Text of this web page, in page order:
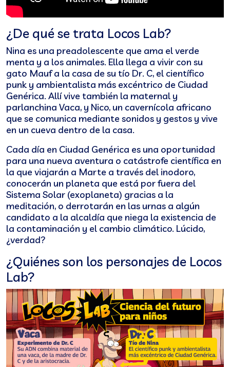
¿De qué se trata Locos Lab?
Nina es una preadolescente que ama el verde
menta y a los animales. Ella llega a vivir con su
gato Mauf a la casa de su tío Dr. C, el científico
punk y ambientalista más excéntrico de Ciudad
Genérica. Allí vive también la maternal y
parlanchina Vaca, y Nico, un cavernícola africano
que se comunica mediante sonidos y gestos y vive
en un cueva dentro de la casa.
Cada día en Ciudad Genérica es una oportunidad
para una nueva aventura o catástrofe científica en
la que viajarán a Marte a través del inodoro,
conocerán un planeta que está por fuera del
Sistema Solar (exoplaneta) gracias a la
meditación, o derrotarán en las urnas a algún
candidato a la alcaldía que niega la existencia de
la contaminación y el cambio climático. Lúcido,
¿verdad?
¿Quiénes son los personajes de Locos
Lab?